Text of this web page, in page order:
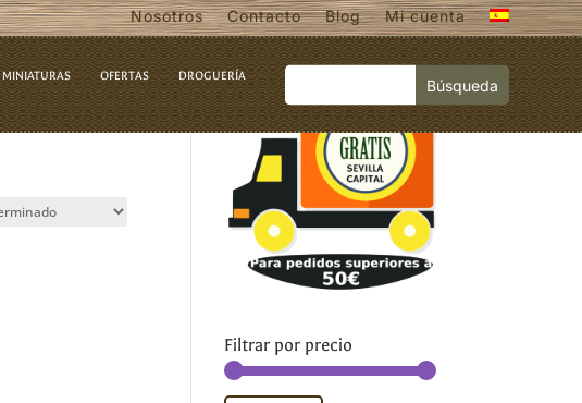
Nosotros Contacto Blog Mi cuenta
MINIATURAS OFERTAS DROGUERÍA
Filtrar por precio